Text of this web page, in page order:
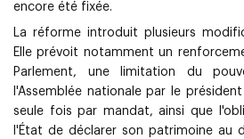
encore été fixée.
La réforme introduit plusieurs
Elle prévoit notamment un
Parlement, une limitation du
l'Assemblée nationale par le
seule fois par mandat, ainsi que
l'État de déclarer son patrimoine au